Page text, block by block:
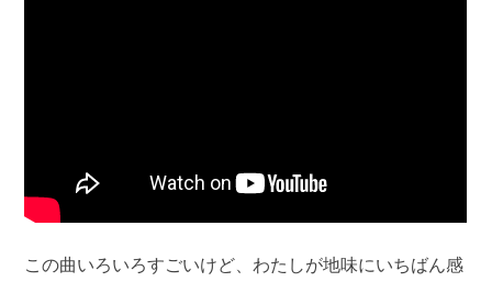
この曲いろいろすごいけど、わたしが地味にいちばん感